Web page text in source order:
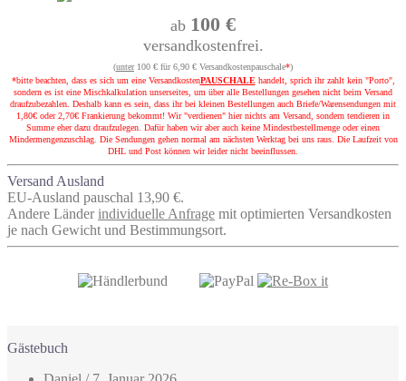
ab 100 €
versandkostenfrei.
(unter100 € für 6,90 € Versandkostenpauschale*)
*bitte beachten, dass es sich um eine VersandkostenPAUSCHALEhandelt, sprich ihr zahlt kein "Porto",
sondern es ist eine Mischkalkulation unserseites, um über alle Bestellungen gesehen nicht beim Versand
draufzubezahlen. Deshalb kann es sein, dass ihr bei kleinen Bestellungen auch Briefe/Warensendungen mit
1,80€ oder 2,70€ Frankierung bekommt! Wir "verdienen" hier nichts am Versand, sondern tendieren in
Summe eher dazu draufzulegen. Dafür haben wir aber auch keine Mindestbestellmenge oder einen
Mindermengenzuschlag. Die Sendungen gehen normal am nächsten Werktag bei uns raus. Die Laufzeit von
DHL und Post können wir leider nicht beeinflussen.
Versand Ausland
EU-Ausland pauschal 13,90 €.
Andere Länder individuelle Anfrage mit optimierten Versandkosten
je nach Gewicht und Bestimmungsort.
Gästebuch